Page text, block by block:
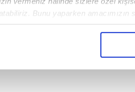
Bunu yaparken
adına elimizden gelen